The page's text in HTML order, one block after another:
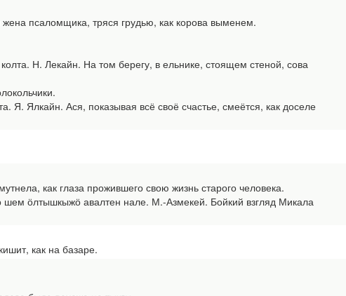
псаломщика, тряся грудью, как корова выменем.
Н. Лекайн. На том берегу, в ельнике, стоящем стеной, сова
Ялкайн. Ася, показывая всё своё счастье, смеётся, как доселе
как глаза прожившего свою жизнь старого человека.
ӧлтышкыжӧ авалтен нале. М.-Азмекей. Бойкий взгляд Микала
как на базаре.